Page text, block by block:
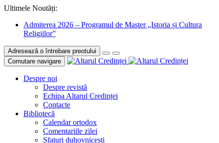
Ultimele Noutăți:
Admiterea 2026 – Programul de Master „Istoria și Cultura
Religiilor”
Adresează o întrebare preotului
Comutare navigare
Despre noi
Despre revistă
Echipa Altarul Credinței
Contacte
Bibliotecă
Calendar ortodox
Comentariile zilei
Sfaturi duhovnicești